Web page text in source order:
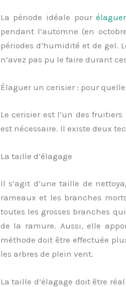
La période idéale pour
pendant l’automne (en
périodes d’humidité et de gel.
n’avez pas pu le faire durant
Élaguer un cerisier : pour
Le cerisier est l’un des
est nécessaire. Il existe deux
La taille d’élagage
Il s’agit d’une taille de
rameaux et les branches
toutes les grosses branches
de la ramure. Aussi, elle
méthode doit être effectuée
les arbres de plein vent.
La taille d’élagage doit être